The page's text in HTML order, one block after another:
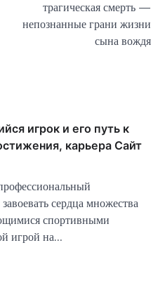
трагическая смерть —
непознанные грани жизни
сына вождя
игрок и его путь к
карьера Сайт
сердца множества
спортивными
игрой на…